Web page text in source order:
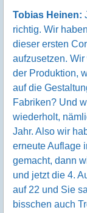
Tobias Heinen:
richtig. Wir
dieser ersten
aufzusetzen.
der Produktion,
auf die
Fabriken? Und
wiederholt,
Jahr. Also wir
erneute Auflage
gemacht, dann
und jetzt die 4.
auf 22 und Sie
bisschen auch